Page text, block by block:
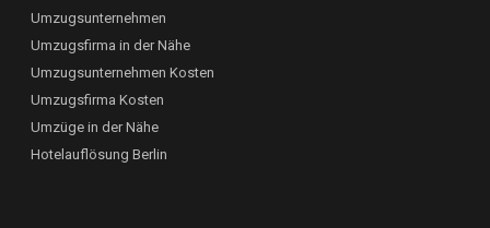
Umzugsunternehmen
Umzugsfirma in der Nähe
Umzugsunternehmen Kosten
Umzugsfirma Kosten
Umzüge in der Nähe
Hotelauflösung Berlin